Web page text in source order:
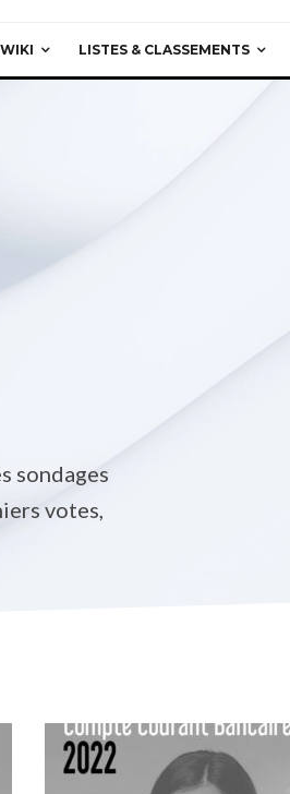
LISTES & CLASSEMENTS
sondages
votes,